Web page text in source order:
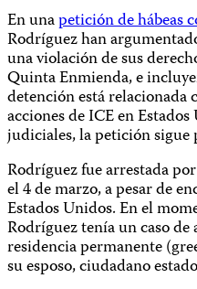
En unapetición de hábeas
Rodríguez han
una violación de sus
Quinta Enmienda, e
detención está relacionada
acciones de ICE en
judiciales, la petición sigue
Rodríguez fue arrestada
el 4 de marzo, a pesar de
Estados Unidos. En el
Rodríguez tenía un caso
residencia permanente
su esposo, ciudadano